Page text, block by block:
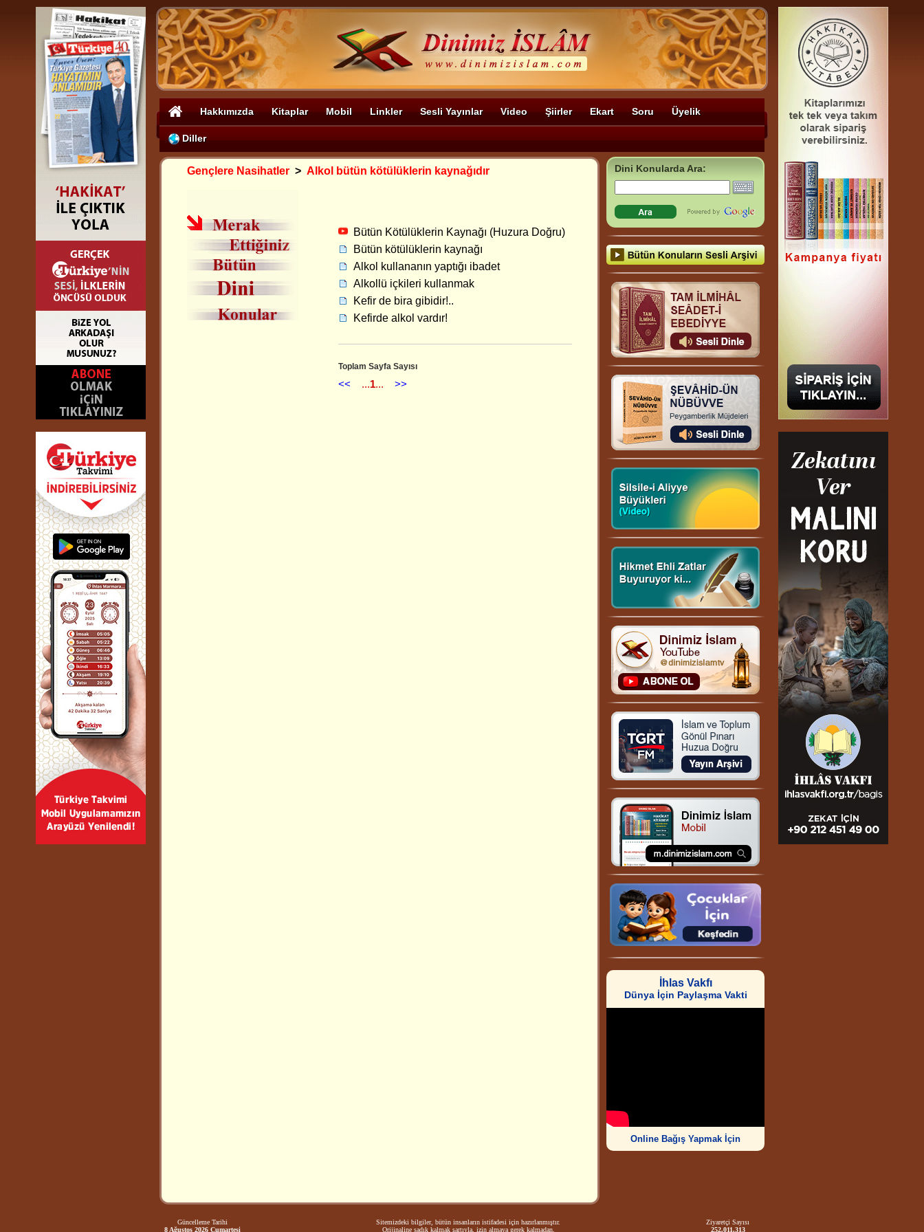
Hakkımızda Kitaplar Mobil Linkler Sesli Yayınlar Video Şiirler Ekart Soru Üyelik
Diller
Gençlere Nasihatler > Alkol bütün kötülüklerin kaynağıdır
Bütün Kötülüklerin Kaynağı (Huzura Doğru)
Bütün kötülüklerin kaynağı
Alkol kullananın yaptığı ibadet
Alkollü içkileri kullanmak
Kefir de bira gibidir!..
Kefirde alkol vardır!
Toplam Sayfa Sayısı
<< ...1... >>
Dini Konularda Ara:
İhlas Vakfı
Dünya İçin Paylaşma Vakti
Online Bağış Yapmak İçin
Güncelleme Tarihi
8 Ağustos 2026 Cumartesi
Sitemizdeki bilgiler, bütün insanların istifadesi için hazırlanmıştır.
Orijinaline sadık kalmak şartıyla, izin almaya gerek kalmadan,
Ziyaretçi Sayısı
252.011.313